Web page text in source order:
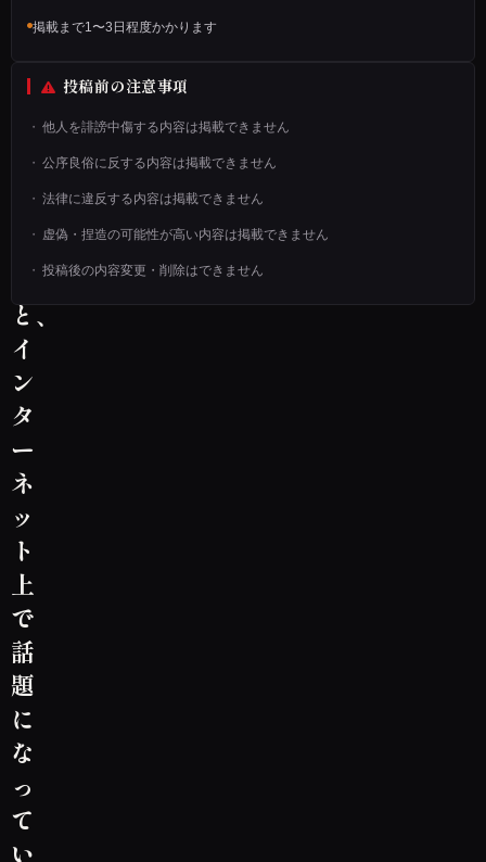
も
の
い
る
と、
イ
ン
タ
ー
ネ
ッ
ト
上
で
話
題
に
な
っ
て
い
掲載まで1〜3日程度かかります
投稿前の注意事項
他人を誹謗中傷する内容は掲載できません
公序良俗に反する内容は掲載できません
法律に違反する内容は掲載できません
虚偽・捏造の可能性が高い内容は掲載できません
投稿後の内容変更・削除はできません